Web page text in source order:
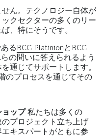
ん。テクノロジー自体が
クセクターの多くのリー
、特にそうです。
る BCG PlatinionとBCG
の問いに答えられるよう
通じてサポートします。
のプロセスを通じてその
ョップ私たちは多くの
プロジェクト立ち上げ
キスパートがともに参